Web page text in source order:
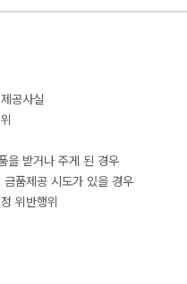
공사실
을 받거나 주게 된 경우
품제공 시도가 있을 경우
위반행위